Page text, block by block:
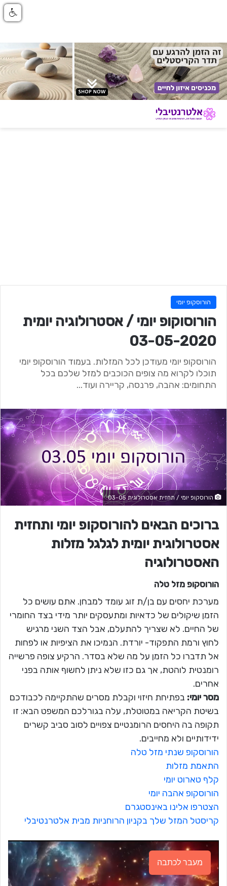
הורוסקופ יומי
הורוסוקופ יומי / אסטרולוגיה יומית
03-05-2020
הורוסקופ יומי מעודכן לכל המזלות. בעמוד הורוסקופ יומי
תוכלו לקרוא מה צופים הכוכבים למזל שלכם בכל
התחומים: אהבה, פרנסה, קריירה ועוד...
הורוסקופ יומי / תחזית אסטרולוגית 03-05
ברוכים הבאים להורוסקופ יומי ותחזית
אסטרולוגית יומית לגלגל מזלות
האסטרולוגיה
הורוסקופ מזל טלה
מערכת יחסים עם בן/ת זוג עומד למבחן. אתם עושים כל
הזמן שיקולים של כדאיות ומתעסקים יותר מידי בצד החומרי
של החיים. לא שצריך להתעלם, אבל הצד השני מרגיש
לחוץ ורמת התפקוד- יורדת. הנמיכו את הציפיות או לפחות
אל תדברו כל הזמן על מה שלא בסדר. הרקיע צופה פרשייה
רומנטית לוהטת, אך גם כזו שלא ניתן לחשוף אותה בפני
אחרים.
מסר יומי: בפתיחת חיזוי וקבלת מסרים שהתקיימה לכבודכם
בשיטת הקריאה במטוטלת, עלה בגורלכם המשפט הבא: זו
תקופה בה היחסים הרומנטיים צפויים לסוב סביב קשרים
ידידותיים ולא מחייבים.
הורוסקופ שנתי מזל טלה
התאמת מזלות
קלף טארוט יומי
הורוסקופ אהבה יומי
הצטרפו אלינו באינסטגרם
קריסטל המזל שלך בקניון הרוחניות מבית אלטרנטיבלי
מעבר לכתבה